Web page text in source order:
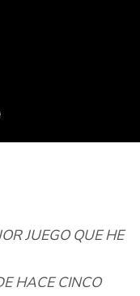
JUEGO QUE HE
HACE CINCO